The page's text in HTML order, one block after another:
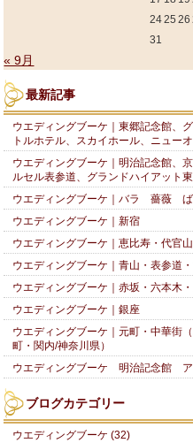
2425 26
31
« 9月
最新記事
ウエディングブーケ｜東郷記念館、
トルホテル、スカイホール、ニュー
ウエディングブーケ｜明治記念館、
ルセル表参道、グランドハイアット
ウエディングブーケ｜バラ 薔薇 ば
ウエディングブーケ｜新宿
ウエディングブーケ｜恵比寿・代官
ウエディングブーケ｜青山・表参道
ウエディングブーケ｜赤坂・六本木
ウエディングブーケ｜銀座
ウエディングブーケ｜元町・中華街
町・関内/神奈川県）
ウエディングブーケ 明治記念館 ア
ブログカテゴリー
ウエディングブーケ (32)